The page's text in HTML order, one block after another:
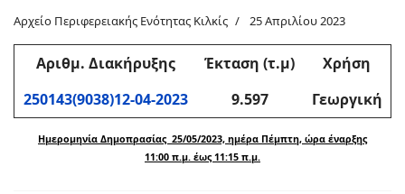
Αρχείο Περιφερειακής Ενότητας Κιλκίς 25 Απριλίου 2023
Αριθμ. Διακήρυξης Έκταση (τ.μ)
Χρήση
250143(9038)12-04-2023
9.597 Γεωργική
Ημερομηνία Δημοπρασίας 25/05/2023, ημέρα Πέμπτη, ώρα έναρξης
11:00 π.μ. έως 11:15 π.μ.